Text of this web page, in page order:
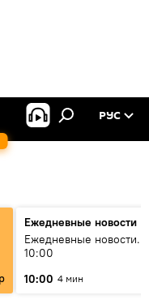
РУС
Ежедневные новости
Ежедневные новости.
10:00
10:00 4 мин